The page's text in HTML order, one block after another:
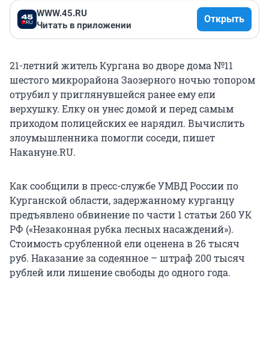
WWW.45.RU
Читать в приложении
Открыть
21-летний житель Кургана во дворе дома №11
шестого микрорайона Заозерного ночью топором
отрубил у приглянувшейся ранее ему ели
верхушку. Елку он унес домой и перед самым
приходом полицейских ее нарядил. Вычислить
злоумышленника помогли соседи, пишет
Накануне.RU.
Как сообщили в пресс-службе УМВД России по
Курганской области, задержанному курганцу
предъявлено обвинение по части 1 статьи 260 УК
РФ («Незаконная рубка лесных насаждений»).
Стоимость срубленной ели оценена в 26 тысяч
руб. Наказание за содеянное – штраф 200 тысяч
рублей или лишение свободы до одного года.